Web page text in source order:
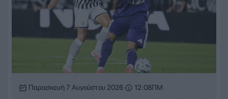
Παρασκευή 7 Αυγούστου 2026 12:08ΠΜ